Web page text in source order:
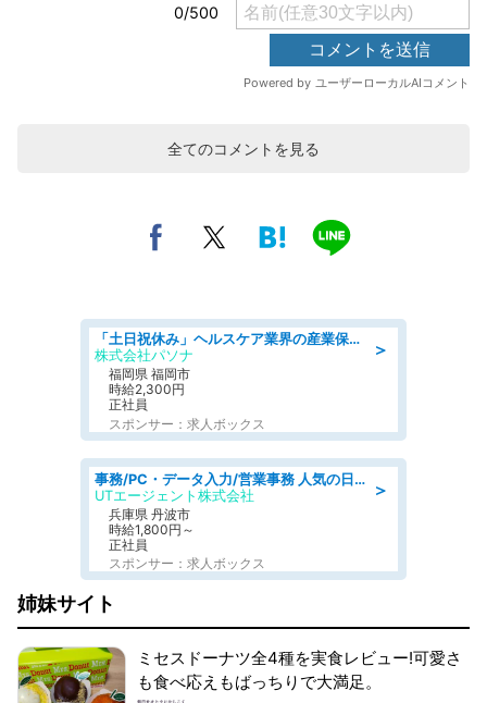
全てのコメントを見る
＞
「土日祝休み」ヘルスケア業界の産業保健師/高時給/未経験OK/要資格:保健師、正看護師
株式会社パソナ
福岡県 福岡市
時給2,300円
正社員
スポンサー：求人ボックス
＞
事務/PC・データ入力/営業事務 人気の日勤 月収38万円可 建設会社でCADオペレーター専門事務
UTエージェント株式会社
兵庫県 丹波市
時給1,800円～
正社員
スポンサー：求人ボックス
姉妹サイト
ミセスドーナツ全4種を実食レビュー!可愛さ
も食べ応えもばっちりで大満足。